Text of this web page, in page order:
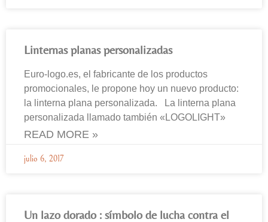
Linternas planas personalizadas
Euro-logo.es, el fabricante de los productos
promocionales, le propone hoy un nuevo producto:
la linterna plana personalizada. La linterna plana
personalizada llamado también «LOGOLIGHT»
READ MORE »
julio 6, 2017
Un lazo dorado : símbolo de lucha contra el